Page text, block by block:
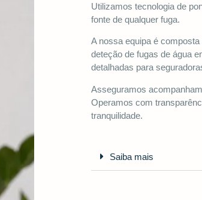
Utilizamos tecnologia de
fonte de qualquer fuga.
A nossa equipa é
deteção de fugas de água
detalhadas para
Asseguramos
Operamos com
tranquilidade.
Saiba mais